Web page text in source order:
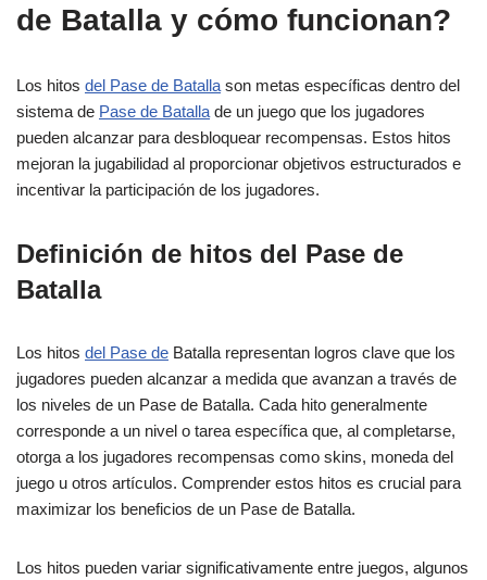
de Batalla y cómo funcionan?
Los hitos del Pase de Batalla son metas específicas dentro del
sistema de Pase de Batalla de un juego que los jugadores
pueden alcanzar para desbloquear recompensas. Estos hitos
mejoran la jugabilidad al proporcionar objetivos estructurados e
incentivar la participación de los jugadores.
Definición de hitos del Pase de
Batalla
Los hitos del Pase de Batalla representan logros clave que los
jugadores pueden alcanzar a medida que avanzan a través de
los niveles de un Pase de Batalla. Cada hito generalmente
corresponde a un nivel o tarea específica que, al completarse,
otorga a los jugadores recompensas como skins, moneda del
juego u otros artículos. Comprender estos hitos es crucial para
maximizar los beneficios de un Pase de Batalla.
Los hitos pueden variar significativamente entre juegos, algunos